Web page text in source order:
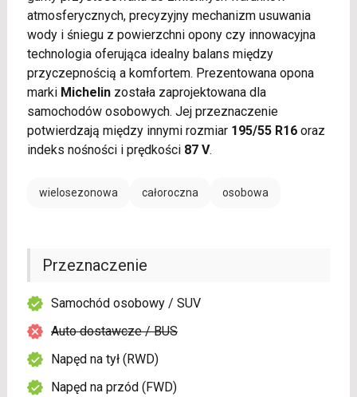
atmosferycznych, precyzyjny mechanizm usuwania
wody i śniegu z powierzchni opony czy innowacyjna
technologia oferująca idealny balans między
przyczepnością a komfortem. Prezentowana opona
marki Michelinzostała zaprojektowana dla
samochodów osobowych. Jej przeznaczenie
potwierdzają między innymi rozmiar 195/55 R16oraz
indeks nośności i prędkości 87 V.
wielosezonowa całoroczna osobowa
Przeznaczenie
Samochód osobowy / SUV
Auto dostawcze / BUS
Napęd na tył (RWD)
Napęd na przód (FWD)